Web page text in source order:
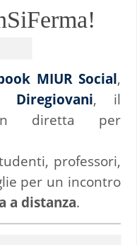
MIUR Social,
Diregiovani, il
in diretta per
professori,
per un incontro
a distanza.